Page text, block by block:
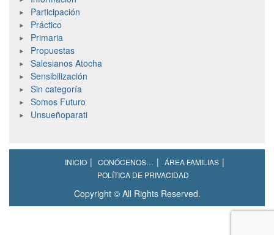
Participación
Práctico
Primaria
Propuestas
Salesianos Atocha
Sensibilización
Sin categoría
Somos Futuro
Unsueñoparati
INICIO CONÓCENOS…
ÁREA FAMILIAS
POLÍTICA DE PRIVACIDAD
Copyright © All Rights Reserved.